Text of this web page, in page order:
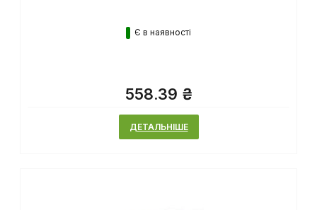
Є в наявності
558.39 ₴
ДЕТАЛЬНІШЕ